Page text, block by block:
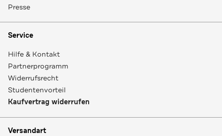
Presse
Service
Hilfe & Kontakt
Partnerprogramm
Widerrufsrecht
Studentenvorteil
Kaufvertrag widerrufen
Versandart